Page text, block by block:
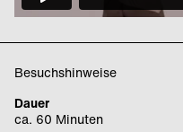
Besuchshinweise
Dauer
ca. 60 Minuten